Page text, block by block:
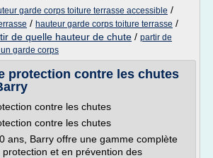
garde corps toiture terrasse accessible /
/ hauteur garde corps toiture terrasse /
de quelle hauteur de chute / partir de
garde corps
protection contre les chutes
contre les chutes
contre les chutes
ans, Barry offre une gamme complète
et en prévention des